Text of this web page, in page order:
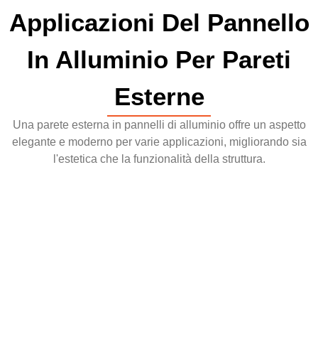
Applicazioni Del Pannello
In Alluminio Per Pareti
Esterne
Una parete esterna in pannelli di alluminio offre un aspetto
elegante e moderno per varie applicazioni, migliorando sia
l'estetica che la funzionalità della struttura.